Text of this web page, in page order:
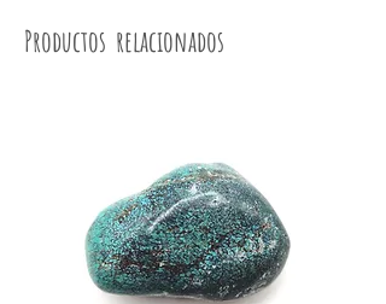
Productos relacionados